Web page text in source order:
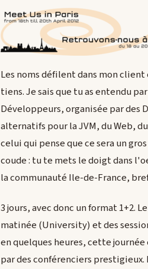
Les noms défilent dans mon
tiens. Je sais que tu as entendu
Développeurs, organisée par des
alternatifs pour la JVM, du Web,
celui qui pense que ce sera un
coude : tu te mets le doigt dans
la communauté Ile-de-France,
3 jours, avec donc un format 1+2.
matinée (University) et des
en quelques heures, cette
par des conférenciers prestigieux.